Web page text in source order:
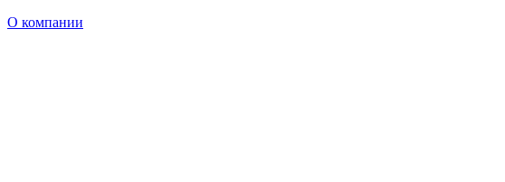
О компании